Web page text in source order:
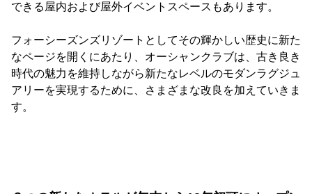
できる屋内および屋外イベントスペースもあります。
フォーシーズンズリゾートとしてその輝かしい歴史に新た
なページを開くにあたり、オーシャンクラブは、古き良き
時代の魅力を維持しながら新たなレベルのモダンラグジュ
アリーを実現するために、さまざまな改良を加えていきま
す。